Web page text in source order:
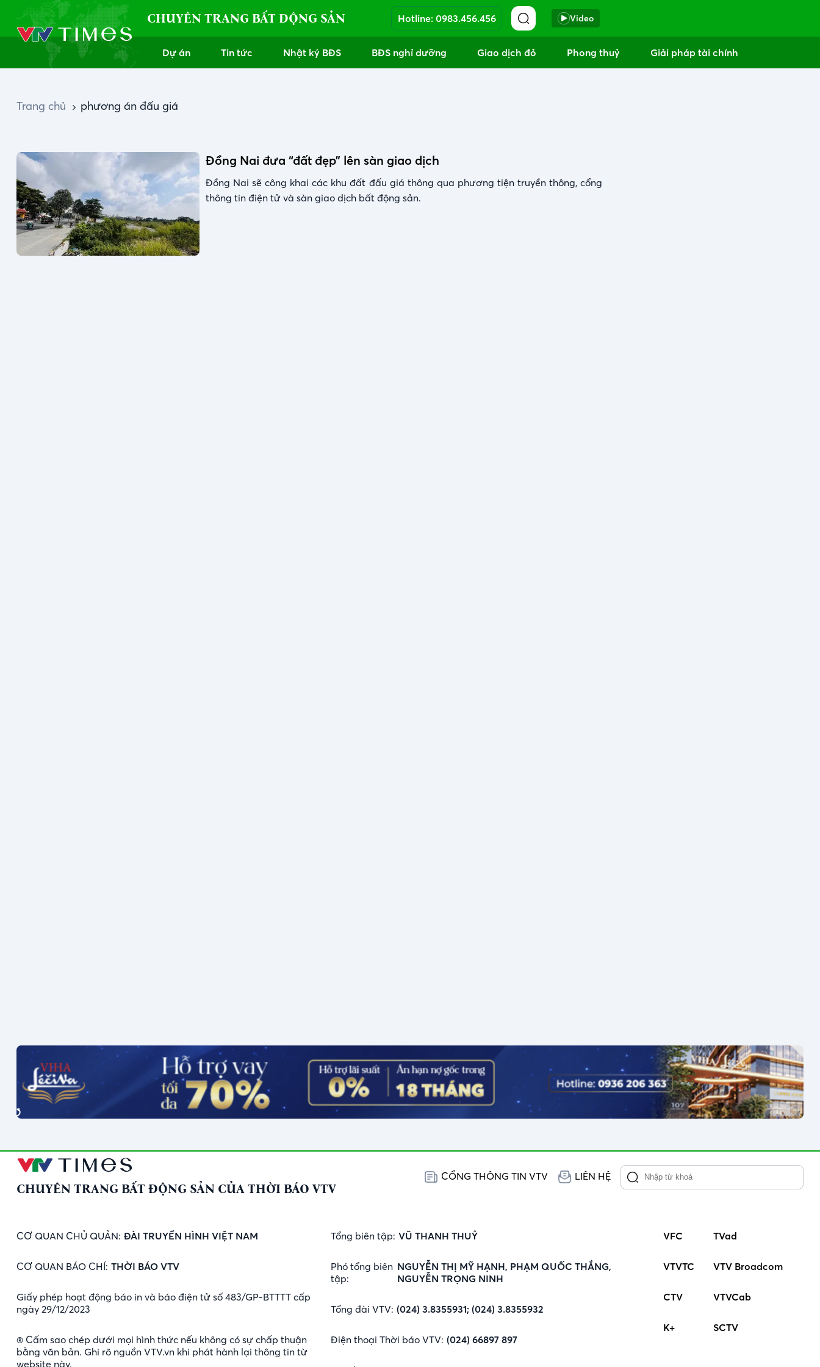
CHUYÊN TRANG BẤT ĐỘNG SẢN Hotline: 0983.456.456 Video
Dự án Tin tức Nhật ký BĐS BĐS nghỉ dưỡng Giao dịch đỏ Phong thuỷ Giải pháp tài chính
Trang chủ phương án đấu giá
Đồng Nai đưa “đất đẹp” lên sàn giao dịch
Đồng Nai sẽ công khai các khu đất đấu giá thông qua phương tiện truyền thông, cổng
thông tin điện tử và sàn giao dịch bất động sản.
CHUYÊN TRANG BẤT ĐỘNG SẢN CỦA THỜI BÁO VTV
CỔNG THÔNG TIN VTV LIÊN HỆ
CƠ QUAN CHỦ QUẢN: ĐÀI TRUYỀN HÌNH VIỆT NAM
CƠ QUAN BÁO CHÍ: THỜI BÁO VTV
Giấy phép hoạt động báo in và báo điện tử số 483/GP-BTTTT cấp
ngày 29/12/2023
® Cấm sao chép dưới mọi hình thức nếu không có sự chấp thuận
bằng văn bản. Ghi rõ nguồn VTV.vn khi phát hành lại thông tin từ
website này.
Tổng biên tập: VŨ THANH THUỶ
Phó tổng biên
tập:
NGUYỄN THỊ MỸ HẠNH, PHẠM QUỐC THẮNG,
NGUYỄN TRỌNG NINH
Tổng đài VTV: (024) 3.8355931; (024) 3.8355932
Điện thoại Thời báo VTV: (024) 66897 897
VFC
VTVTC
CTV
K+
TVad
VTV Broadcom
VTVCab
SCTV